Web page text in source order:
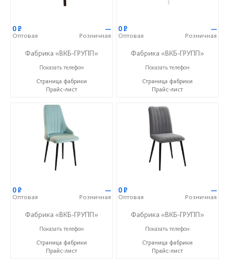
0Р
Оптовая
—
Розничная
Фабрика «ВКБ-ГРУПП»
+7 (927) 391-50-09
Показать телефон
Страница фабрики
Прайс-лист
0Р
Оптовая
—
Розничная
Фабрика «ВКБ-ГРУПП»
+7 (927) 391-50-09
Показать телефон
Страница фабрики
Прайс-лист
0Р
Оптовая
—
Розничная
Фабрика «ВКБ-ГРУПП»
+7 (927) 391-50-09
Показать телефон
Страница фабрики
Прайс-лист
0Р
Оптовая
—
Розничная
Фабрика «ВКБ-ГРУПП»
+7 (927) 391-50-09
Показать телефон
Страница фабрики
Прайс-лист